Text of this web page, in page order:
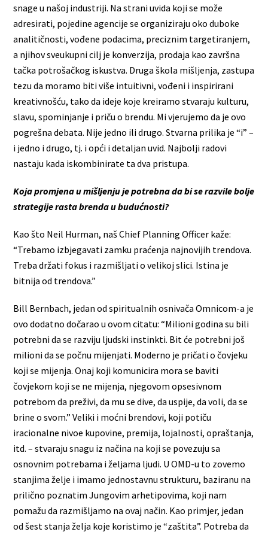
snage u našoj industriji. Na strani uvida koji se može
adresirati, pojedine agencije se organiziraju oko duboke
analitičnosti, vođene podacima, preciznim targetiranjem,
a njihov sveukupni cilj je konverzija, prodaja kao završna
tačka potrošačkog iskustva. Druga škola mišljenja, zastupa
tezu da moramo biti više intuitivni, vođeni i inspirirani
kreativnošću, tako da ideje koje kreiramo stvaraju kulturu,
slavu, spominjanje i priču o brendu. Mi vjerujemo da je ovo
pogrešna debata. Nije jedno ili drugo. Stvarna prilika je “i” –
i jedno i drugo, tj. i opći i detaljan uvid. Najbolji radovi
nastaju kada iskombinirate ta dva pristupa.
Koja promjena u mišljenju je potrebna da bi se razvile bolje
strategije rasta brenda u budućnosti?
Kao što Neil Hurman, naš Chief Planning Officer kaže:
“Trebamo izbjegavati zamku praćenja najnovijih trendova.
Treba držati fokus i razmišljati o velikoj slici. Istina je
bitnija od trendova.”
Bill Bernbach, jedan od spiritualnih osnivača Omnicom-a je
ovo dodatno dočarao u ovom citatu: “Milioni godina su bili
potrebni da se razviju ljudski instinkti. Bit će potrebni još
milioni da se počnu mijenjati. Moderno je pričati o čovjeku
koji se mijenja. Onaj koji komunicira mora se baviti
čovjekom koji se ne mijenja, njegovom opsesivnom
potrebom da preživi, da mu se dive, da uspije, da voli, da se
brine o svom.” Veliki i moćni brendovi, koji potiču
iracionalne nivoe kupovine, premija, lojalnosti, opraštanja,
itd. – stvaraju snagu iz načina na koji se povezuju sa
osnovnim potrebama i željama ljudi. U OMD-u to zovemo
stanjima želje i imamo jednostavnu strukturu, baziranu na
prilično poznatim Jungovim arhetipovima, koji nam
pomažu da razmišljamo na ovaj način. Kao primjer, jedan
od šest stanja želja koje koristimo je “zaštita”. Potreba da